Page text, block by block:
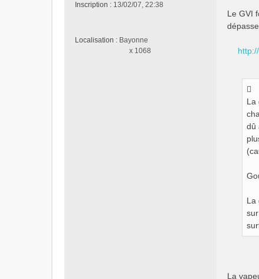
Inscription : 13/02/07, 22:38
Localisation : Bayonne
x 1068
Le GVI
La
dû
La
La